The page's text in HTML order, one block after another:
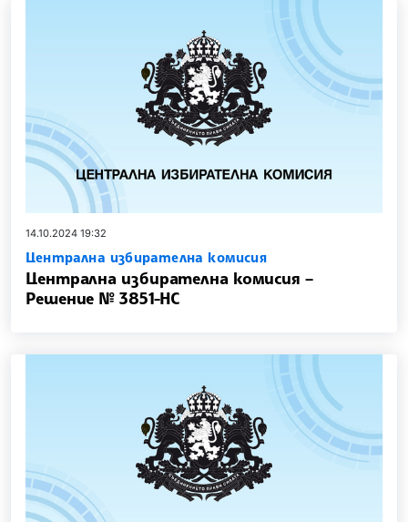
14.10.2024 19:32
Централна избирателна комисия
Централна избирателна комисия –
Решение № 3851-НС